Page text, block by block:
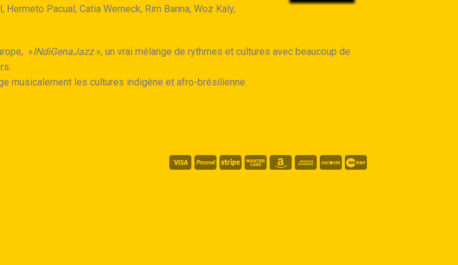
Pacual, Catia Werneck, Rim Banna, Woz Kaly,
»INdiGenaJazz», un vrai mélange de rythmes et cultures avec beaucoup de
musicalement les cultures indigène et afro-brésilienne.